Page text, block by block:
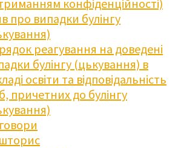
конфіденційності)
про випадки булінгу
реагування на доведені
булінгу (цькування) в
освіти та відповідальність
причетних до булінгу